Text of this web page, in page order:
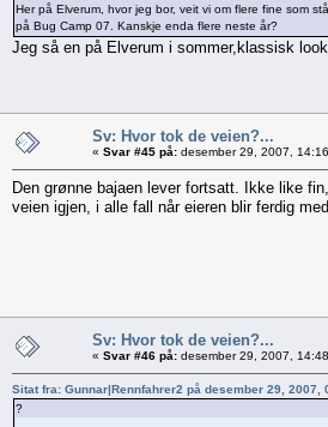
Her på Elverum, hvor jeg bor, veit vi om flere fine som
på Bug Camp 07. Kanskje enda flere neste år?
Jeg så en på Elverum i sommer,klassisk
Sv: Hvor tok de veien?...
« Svar #45 på: desember 29, 2007,
Den grønne bajaen lever fortsatt. Ikke like
veien igjen, i alle fall når eieren blir ferdig
Sv: Hvor tok de veien?...
« Svar #46 på: desember 29, 2007,
Sitat fra: Gunnar|Rennfahrer2 på desember 29, 2007,
?